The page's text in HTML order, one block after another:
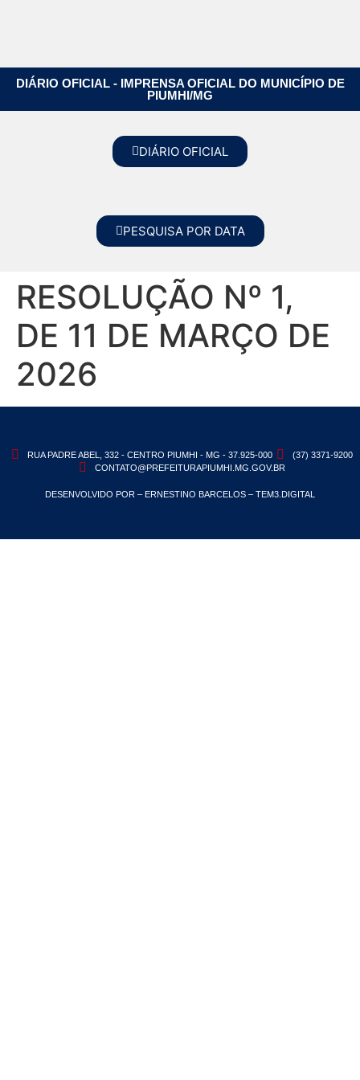
DIÁRIO OFICIAL - IMPRENSA OFICIAL DO MUNICÍPIO DE
PIUMHI/MG
DIÁRIO OFICIAL
PESQUISA POR DATA
RESOLUÇÃO Nº 1,
DE 11 DE MARÇO DE
2026
RUA PADRE ABEL, 332 - CENTRO PIUMHI - MG - 37.925-000
(37) 3371-9200
CONTATO@PREFEITURAPIUMHI.MG.GOV.BR
DESENVOLVIDO POR – ERNESTINO BARCELOS – TEM3.DIGITAL